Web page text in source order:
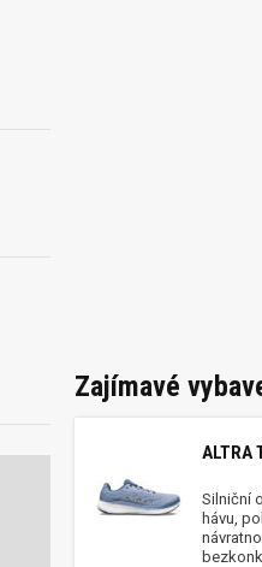
Zajímavé
ALTRA
Silniční
hávu,